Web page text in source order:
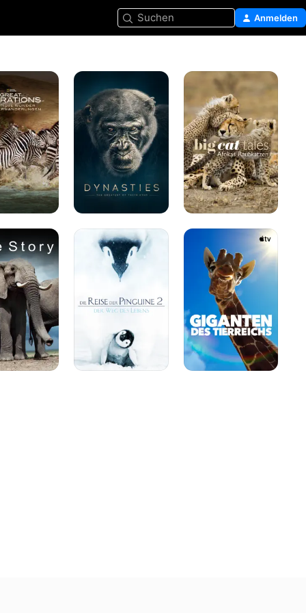
Suchen Anmelden
Wilde
Dynastien
Big
Tales
Afrikas
Raubkatzen
Die
Giganten
Tierreichs